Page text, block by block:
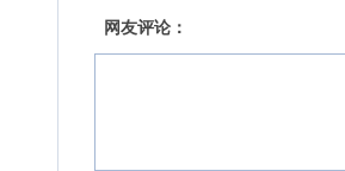
网友评论：